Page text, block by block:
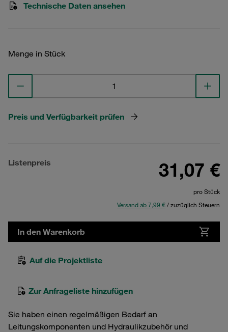
Technische Daten ansehen
Menge in Stück
Preis und Verfügbarkeit prüfen
Listenpreis 31,07 €
pro Stück
Versand ab 7,99 €/ zuzüglich Steuern
In den Warenkorb
Auf die Projektliste
Zur Anfrageliste hinzufügen
Sie haben einen regelmäßigen Bedarf an
Leitungskomponenten und Hydraulikzubehör und